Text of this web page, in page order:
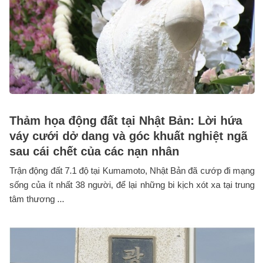
Thảm họa động đất tại Nhật Bản: Lời hứa
váy cưới dở dang và góc khuất nghiệt ngã
sau cái chết của các nạn nhân
Trận động đất 7.1 độ tại Kumamoto, Nhật Bản đã cướp đi mạng
sống của ít nhất 38 người, để lại những bi kịch xót xa tại trung
tâm thương ...